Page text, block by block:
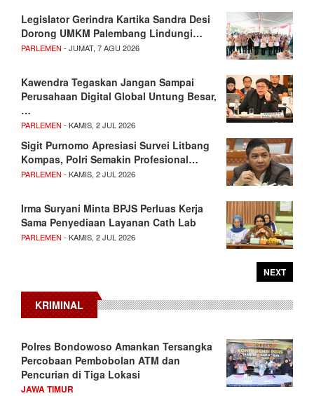
Legislator Gerindra Kartika Sandra Desi
Dorong UMKM Palembang Lindungi…
PARLEMEN - JUMAT, 7 AGU 2026
Kawendra Tegaskan Jangan Sampai
Perusahaan Digital Global Untung Besar,
…
PARLEMEN - KAMIS, 2 JUL 2026
Sigit Purnomo Apresiasi Survei Litbang
Kompas, Polri Semakin Profesional…
PARLEMEN - KAMIS, 2 JUL 2026
Irma Suryani Minta BPJS Perluas Kerja
Sama Penyediaan Layanan Cath Lab
PARLEMEN - KAMIS, 2 JUL 2026
NEXT
KRIMINAL
Polres Bondowoso Amankan Tersangka
Percobaan Pembobolan ATM dan
Pencurian di Tiga Lokasi
JAWA TIMUR